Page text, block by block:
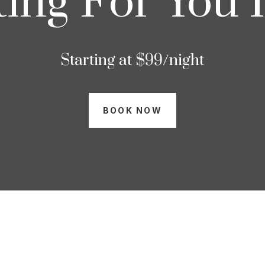
Starting at $99/night
BOOK NOW